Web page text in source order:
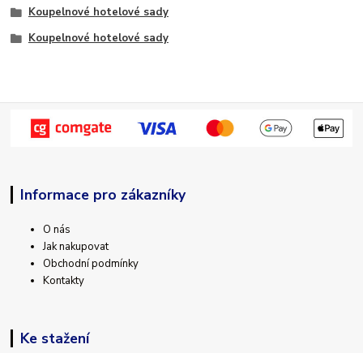
Koupelnové hotelové sady
Koupelnové hotelové sady
Informace pro zákazníky
O nás
Jak nakupovat
Obchodní podmínky
Kontakty
Ke stažení